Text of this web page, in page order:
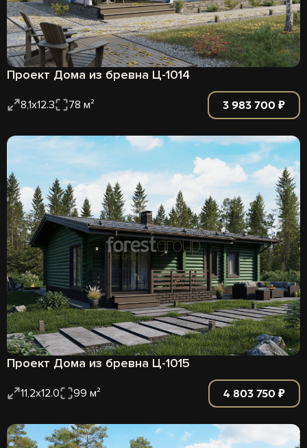
Проект Дома из бревна Ц-1014
8,1х12.3 78 м² 3 983 700 ₽
Проект Дома из бревна Ц-1015
11,2х12.0 99 м² 4 803 750 ₽